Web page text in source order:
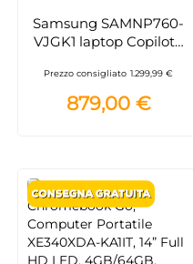
Samsung SAMNP760-
VJGK1 laptop Copilot+
325 Computer portatile
40,6 cm (16") WUXGA 16
GB LPDDR5x-SDRAM
Prezzo consigliato 1.299,99 €
879,00 €